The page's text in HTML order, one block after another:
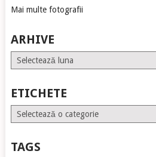
Mai multe fotografii
ARHIVE
Arhive
ETICHETE
Etichete
TAGS